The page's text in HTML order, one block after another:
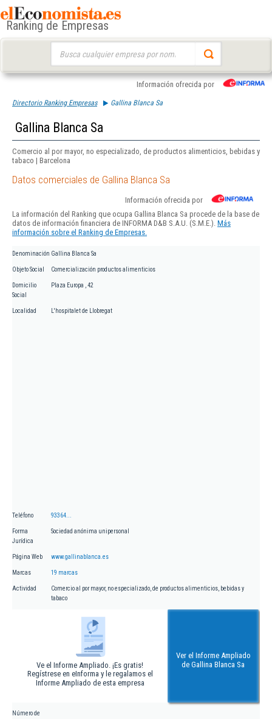
Ranking de Empresas
Información ofrecida por
Directorio Ranking Empresas Gallina Blanca Sa
Gallina Blanca Sa
Comercio al por mayor, no especializado, de productos alimenticios, bebidas y
tabaco | Barcelona
Datos comerciales de Gallina Blanca Sa
Información ofrecida por
La información del Ranking que ocupa Gallina Blanca Sa procede de la base de
datos de información financiera de INFORMA D&B S.A.U. (S.M.E.). Más
información sobre el Ranking de Empresas.
Denominación Gallina Blanca Sa
Objeto Social Comercialización productos alimenticios
Domicilio
Social
Plaza Europa , 42
Localidad L'hospitalet de Llobregat
Teléfono 93364...
Forma
Jurídica
Sociedad anónima unipersonal
Página Web www.gallinablanca.es
Marcas 19 marcas
Actividad
Comercio al por mayor, no especializado, de productos alimenticios, bebidas y
tabaco
Ve el Informe Ampliado. ¡Es gratis!
Regístrese en eInforma y le regalamos el
Informe Ampliado de esta empresa
Ver el Informe Ampliado
de Gallina Blanca Sa
Número de